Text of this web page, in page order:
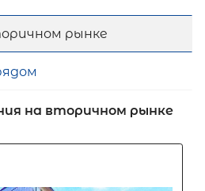
рынке
на вторичном рынке